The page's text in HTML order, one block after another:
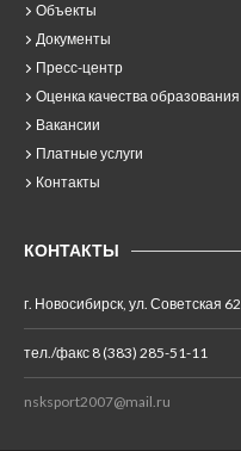
Объекты
Документы
Пресс-центр
Оценка качества образования
Вакансии
Платные услуги
Контакты
КОНТАКТЫ
г. Новосибирск, ул. Советская 62
тел./факс 8 (383) 285-51-11
nsksport2007@mail.ru